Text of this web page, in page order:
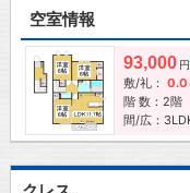
空室情報
93,000 円
敷/礼： 0.0
階 数：2階
間/広：